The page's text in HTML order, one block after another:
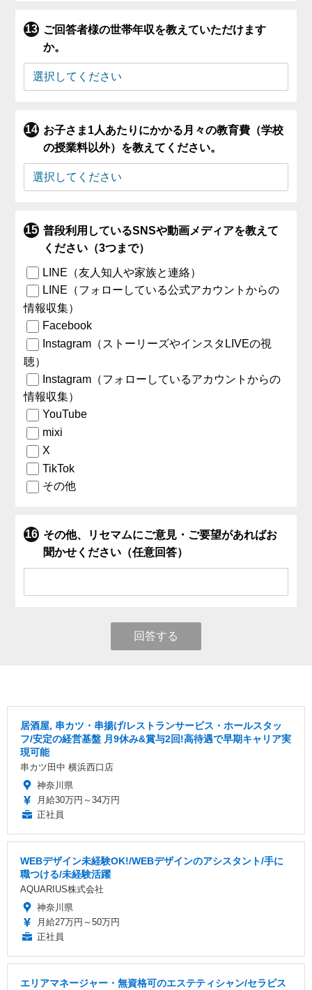
ご回答者様の世帯年収を教えていただけます
か。
お子さま1人あたりにかかる月々の教育費（学校
の授業料以外）を教えてください。
普段利用しているSNSや動画メディアを教えて
ください（3つまで）
LINE（友人知人や家族と連絡）
LINE（フォローしている公式アカウントからの
情報収集）
Facebook
Instagram（ストーリーズやインスタLIVEの視
聴）
Instagram（フォローしているアカウントからの
情報収集）
YouTube
mixi
X
TikTok
その他
その他、リセマムにご意見・ご要望があればお
聞かせください（任意回答）
回答する
居酒屋, 串カツ・串揚げ/レストランサービス・ホールスタッ
フ/安定の経営基盤 月9休み&賞与2回!高待遇で早期キャリア実
現可能
串カツ田中 横浜西口店
神奈川県
月給30万円～34万円
正社員
WEBデザイン未経験OK!/WEBデザインのアシスタント/手に
職つける/未経験活躍
AQUARIUS株式会社
神奈川県
月給27万円～50万円
正社員
エリアマネージャー・無資格可のエステティシャン/セラピス